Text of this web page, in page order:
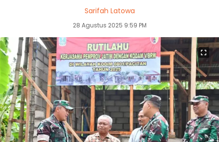
Sarifah Latowa
28 Agustus 2025 9:59 PM